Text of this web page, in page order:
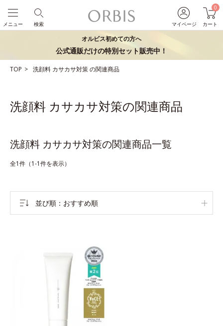
マイページ
0
カート
検索
メニュー
オルビス初めての方へ
公式通販だけの特別セット販売中！
TOP 洗顔料 カサカサ対策の関連商品
洗顔料 カサカサ対策の関連商品
洗顔料 カサカサ対策の関連商品一覧
全1件（1-1件を表示）
並び順 おすすめ順